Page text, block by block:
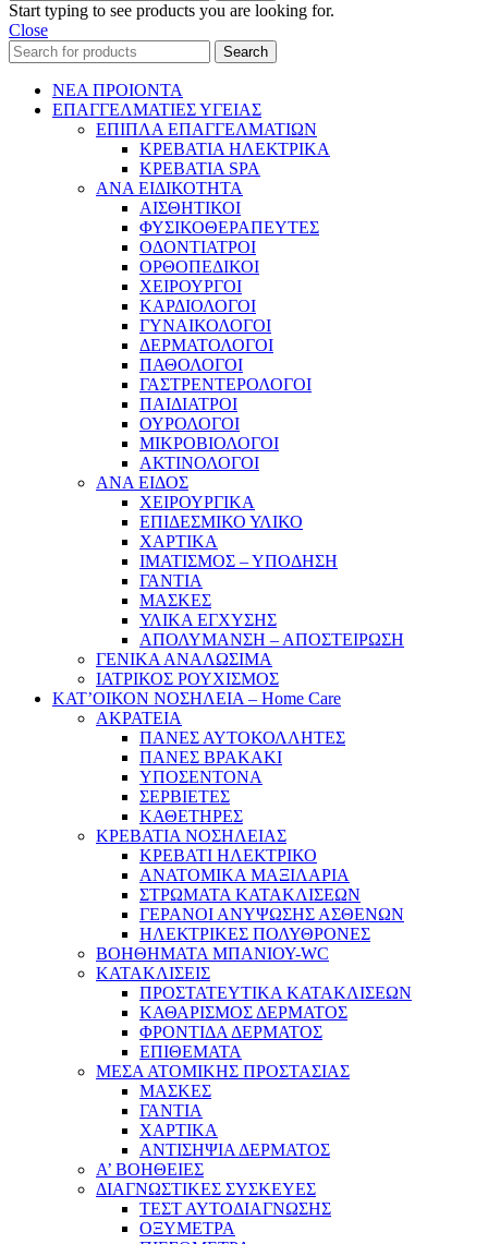
Start typing to see products you are looking for.
Close
Search
ΝΕΑ ΠΡΟΙΟΝΤΑ
ΕΠΑΓΓΕΛΜΑΤΙΕΣ ΥΓΕΙΑΣ
ΕΠΙΠΛΑ ΕΠΑΓΓΕΛΜΑΤΙΩΝ
ΚΡΕΒΑΤΙΑ ΗΛΕΚΤΡΙΚΑ
ΚΡΕΒΑΤΙΑ SPA
ΑΝΑ ΕΙΔΙΚΟΤΗΤΑ
ΑΙΣΘΗΤΙΚΟΙ
ΦΥΣΙΚΟΘΕΡΑΠΕΥΤΕΣ
ΟΔΟΝΤΙΑΤΡΟΙ
ΟΡΘΟΠΕΔΙΚΟΙ
ΧΕΙΡΟΥΡΓΟΙ
ΚΑΡΔΙΟΛΟΓΟΙ
ΓΥΝΑΙΚΟΛΟΓΟΙ
ΔΕΡΜΑΤΟΛΟΓΟΙ
ΠΑΘΟΛΟΓΟΙ
ΓΑΣΤΡΕΝΤΕΡΟΛΟΓΟΙ
ΠΑΙΔΙΑΤΡΟΙ
ΟΥΡΟΛΟΓΟΙ
ΜΙΚΡΟΒΙΟΛΟΓΟΙ
ΑΚΤΙΝΟΛΟΓΟΙ
ΑΝΑ ΕΙΔΟΣ
ΧΕΙΡΟΥΡΓΙΚΑ
ΕΠΙΔΕΣΜΙΚΟ ΥΛΙΚΟ
ΧΑΡΤΙΚΑ
ΙΜΑΤΙΣΜΟΣ – ΥΠΟΔΗΣΗ
ΓΑΝΤΙΑ
ΜΑΣΚΕΣ
ΥΛΙΚΑ ΕΓΧΥΣΗΣ
ΑΠΟΛΥΜΑΝΣΗ – ΑΠΟΣΤΕΙΡΩΣΗ
ΓΕΝΙΚΑ ΑΝΑΛΩΣΙΜΑ
ΙΑΤΡΙΚΟΣ ΡΟΥΧΙΣΜΟΣ
ΚΑΤ’ΟΙΚΟΝ ΝΟΣΗΛΕΙΑ – Home Care
ΑΚΡΑΤΕΙΑ
ΠΑΝΕΣ ΑΥΤΟΚΟΛΛΗΤΕΣ
ΠΑΝΕΣ ΒΡΑΚΑΚΙ
ΥΠΟΣΕΝΤΟΝΑ
ΣΕΡΒΙΕΤΕΣ
ΚΑΘΕΤΗΡΕΣ
ΚΡΕΒΑΤΙΑ ΝΟΣΗΛΕΙΑΣ
ΚΡΕΒΑΤΙ ΗΛΕΚΤΡΙΚΟ
ΑΝΑΤΟΜΙΚΑ ΜΑΞΙΛΑΡΙΑ
ΣΤΡΩΜΑΤΑ ΚΑΤΑΚΛΙΣΕΩΝ
ΓΕΡΑΝΟΙ ΑΝΥΨΩΣΗΣ ΑΣΘΕΝΩΝ
ΗΛΕΚΤΡΙΚΕΣ ΠΟΛΥΘΡΟΝΕΣ
ΒΟΗΘΗΜΑΤΑ ΜΠΑΝΙΟΥ-WC
ΚΑΤΑΚΛΙΣΕΙΣ
ΠΡΟΣΤΑΤΕΥΤΙΚΑ ΚΑΤΑΚΛΙΣΕΩΝ
ΚΑΘΑΡΙΣΜΟΣ ΔΕΡΜΑΤΟΣ
ΦΡΟΝΤΙΔΑ ΔΕΡΜΑΤΟΣ
ΕΠΙΘΕΜΑΤΑ
ΜΕΣΑ ΑΤΟΜΙΚΗΣ ΠΡΟΣΤΑΣΙΑΣ
ΜΑΣΚΕΣ
ΓΑΝΤΙΑ
ΧΑΡΤΙΚΑ
ΑΝΤΙΣΗΨΙΑ ΔΕΡΜΑΤΟΣ
Α’ ΒΟΗΘΕΙΕΣ
ΔΙΑΓΝΩΣΤΙΚΕΣ ΣΥΣΚΕΥΕΣ
ΤΕΣΤ ΑΥΤΟΔΙΑΓΝΩΣΗΣ
ΟΞΥΜΕΤΡΑ